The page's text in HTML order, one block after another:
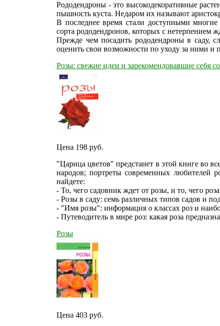
Рододендроны - это высокодекоративные
пышность куста. Недаром их называют
В последнее время стали доступными
сорта рододендронов, которых с нетерпением
Прежде чем посадить рододендроны в саду,
оценить свои возможности по уходу за ними и
Розы: свежие идеи и зарекомендовавшие себя
Цена 198 руб.
"Царица цветов" предстанет в этой книге во
народов; портреты современных любителей
найдете:
- То, чего садовник ждет от розы, и то, чего
- Розы в саду: семь различных типов садов и
- "Имя розы": информация о классах роз и
- Путеводитель в мире роз: какая роза
Розы
Цена 403 руб.